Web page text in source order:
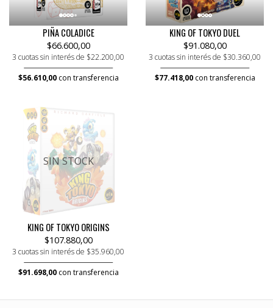
PIÑA COLADICE
$66.600,00
3 cuotas sin interés de $22.200,00
$56.610,00con transferencia
KING OF TOKYO DUEL
$91.080,00
3 cuotas sin interés de $30.360,00
$77.418,00con transferencia
SIN STOCK
KING OF TOKYO ORIGINS
$107.880,00
3 cuotas sin interés de $35.960,00
$91.698,00con transferencia